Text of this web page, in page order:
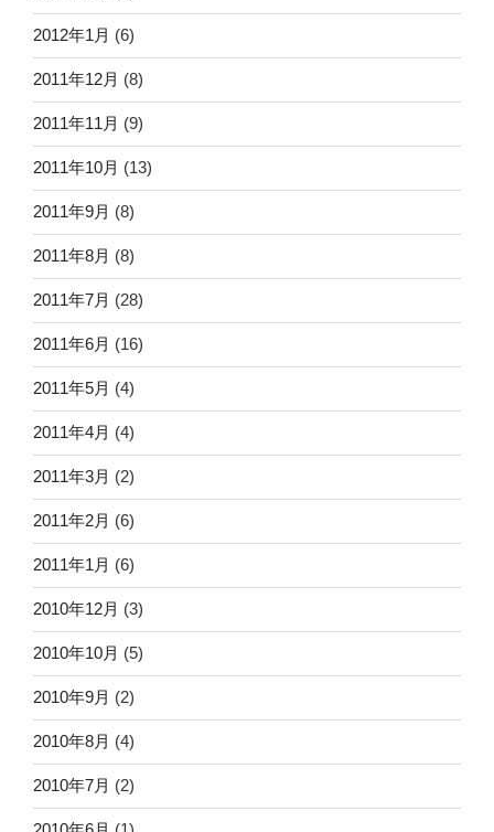
2012年1月 (6)
2011年12月 (8)
2011年11月 (9)
2011年10月 (13)
2011年9月 (8)
2011年8月 (8)
2011年7月 (28)
2011年6月 (16)
2011年5月 (4)
2011年4月 (4)
2011年3月 (2)
2011年2月 (6)
2011年1月 (6)
2010年12月 (3)
2010年10月 (5)
2010年9月 (2)
2010年8月 (4)
2010年7月 (2)